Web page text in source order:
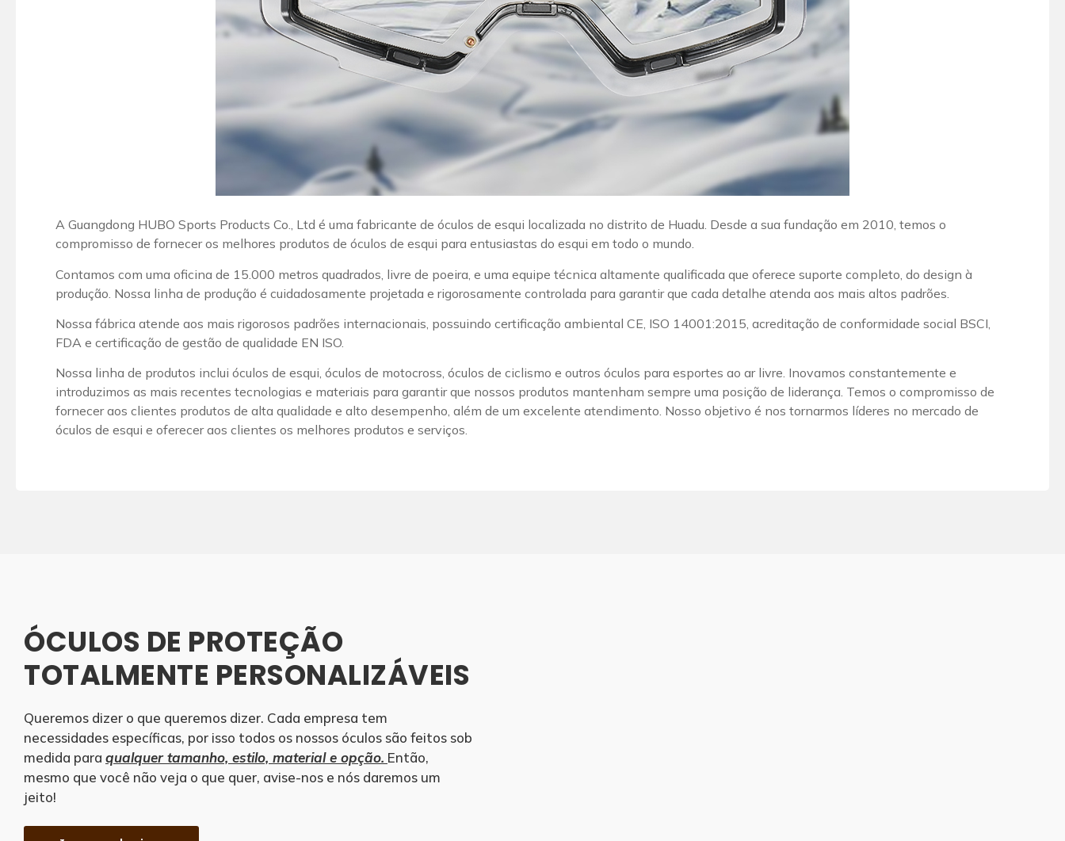
A Guangdong HUBO Sports Products Co., Ltd é uma fabricante de óculos de esqui localizada no distrito de Huadu. Desde a sua fundação em 2010, temos o
compromisso de fornecer os melhores produtos de óculos de esqui para entusiastas do esqui em todo o mundo.
Contamos com uma oficina de 15.000 metros quadrados, livre de poeira, e uma equipe técnica altamente qualificada que oferece suporte completo, do design à
produção. Nossa linha de produção é cuidadosamente projetada e rigorosamente controlada para garantir que cada detalhe atenda aos mais altos padrões.
Nossa fábrica atende aos mais rigorosos padrões internacionais, possuindo certificação ambiental CE, ISO 14001:2015, acreditação de conformidade social BSCI,
FDA e certificação de gestão de qualidade EN ISO.
Nossa linha de produtos inclui óculos de esqui, óculos de motocross, óculos de ciclismo e outros óculos para esportes ao ar livre. Inovamos constantemente e
introduzimos as mais recentes tecnologias e materiais para garantir que nossos produtos mantenham sempre uma posição de liderança. Temos o compromisso de
fornecer aos clientes produtos de alta qualidade e alto desempenho, além de um excelente atendimento. Nosso objetivo é nos tornarmos líderes no mercado de
óculos de esqui e oferecer aos clientes os melhores produtos e serviços.
ÓCULOS DE PROTEÇÃO
TOTALMENTE PERSONALIZÁVEIS
Queremos dizer o que queremos dizer. Cada empresa tem
necessidades específicas, por isso todos os nossos óculos são feitos sob
medida para qualquer tamanho, estilo, material e opção. Então,
mesmo que você não veja o que quer, avise-nos e nós daremos um
jeito!